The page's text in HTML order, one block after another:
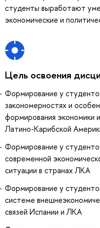
студенты выработают
экономические и
Цель освоения
Формирование у
закономерностях и
формирования экономики
Латино-Карибской
Формирование у
современной
ситуации в странах ЛКА
Формирование у
системе
связей Испании и ЛКА